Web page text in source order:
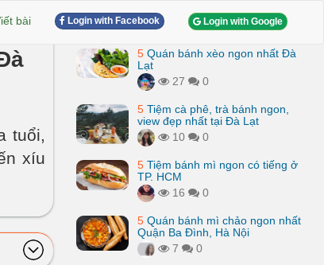
bài Login with Facebook Login with Google
tuổi,
xíu
5 Quán bánh xèo ngon nhất Đà
Lạt
27
0
5 Tiệm cà phê, trà bánh ngon,
view đẹp nhất tại Đà Lạt
10
0
5 Tiệm bánh mì ngon có tiếng ở
TP. HCM
16
0
5 Quán bánh mì chảo ngon nhất
Quận Ba Đình, Hà Nội
7
0